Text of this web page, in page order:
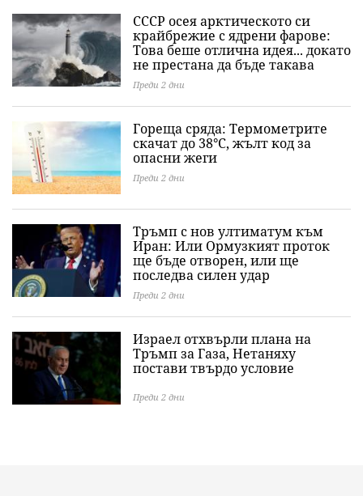
СССР осея арктическото си
крайбрежие с ядрени фарове:
Това беше отлична идея... докато
не престана да бъде такава
Преди 2 дни
Гореща сряда: Термометрите
скачат до 38°C, жълт код за
опасни жеги
Преди 2 дни
Тръмп с нов ултиматум към
Иран: Или Ормузкият проток
ще бъде отворен, или ще
последва силен удар
Преди 2 дни
Израел отхвърли плана на
Тръмп за Газа, Нетаняху
постави твърдо условие
Преди 2 дни